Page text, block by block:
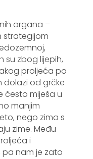
organa –
strategijom
su zbog lijepih,
proljeća po
dolazi od grčke
često miješa u
manjim
nego zima s
zime. Među
i
pa nam je zato